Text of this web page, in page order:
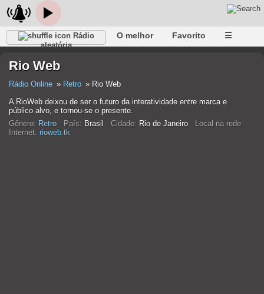
Rádio
aleatória
O melhor Favorito ☰
Rio Web
Rádio Online Retro
Rio Web
A RioWeb deixou de ser o futuro da interatividade entre marca e
público alvo, e tornou-se o presente.
Gênero: Retro País: Brasil Cidade: Rio de Janeiro
Local na rede
Internet: rioweb.tk